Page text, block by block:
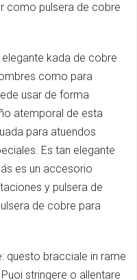
como pulsera de cobre
kada de cobre
como para
usar de forma
atemporal de esta
para atuendos
Es tan elegante
es un accesorio
y pulsera de
de cobre para
questo bracciale in rame
stringere o allentare